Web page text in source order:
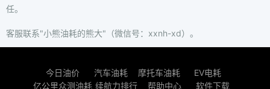
任。
客服联系"小熊油耗的熊大"（微信号：xxnh-xd）。
今日油价 汽车油耗 摩托车油耗
EV电耗
亿公里众测油耗 续航力排行 帮助中心 软件下载